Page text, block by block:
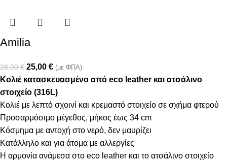
Amilia
28,00€ 25,00 € (με ΦΠΑ)
Κολιέ κατασκευασμένο από eco leather και ατσάλινο
στοιχείο (316L)
Κολιέ με λεπτό σχοινί και κρεμαστό στοιχείο σε σχήμα φτερού
Προσαρμόσιμο μέγεθος, μήκος έως 34 cm
Κόσμημα με αντοχή στο νερό, δεν μαυρίζει
Κατάλληλο και για άτομα με αλλεργίες
Η αρμονία ανάμεσα στο eco leather και το ατσάλινο στοιχείο